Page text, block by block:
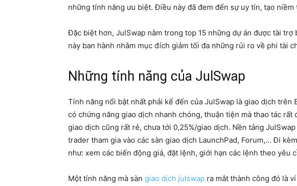
những tính năng ưu biệt. Điều này đã đem đến sự uy tín, tạo
Đặc biệt hơn, JulSwap nằm trong top 15 những dự án được tài trợ
này ban hành nhằm mục đích giảm tối đa những rủi ro về phi tài
Những tính năng của JulSwap
Tính năng nổi bật nhất phải kể đến của JulSwap là giao dịch trên
có chứng năng giao dịch nhanh chóng, thuận tiện mà thao tác
giao dịch cũng rất rẻ, chưa tới 0,25%/giao dịch. Nền tảng
trader tham gia vào các sàn giao dịch LaunchPad, Forum,… Đi
như: xem các biến động giá, đặt lệnh, giới hạn các lệnh theo yêu
Một tính năng mà sàn giao dịch julswap ra mắt thành công đó là